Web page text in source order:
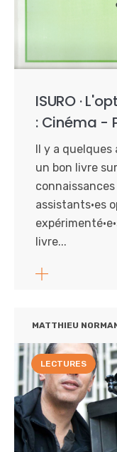
ISURO ·
: Cinéma -
Il y a quelques
un bon livre
assistants·es
livre...
MATTHIEU
LECTURES